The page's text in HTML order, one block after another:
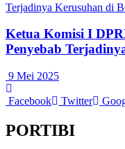
Ketua Komisi I
Penyebab
9 Mei 2025
Facebook Twitter
PORTIBI